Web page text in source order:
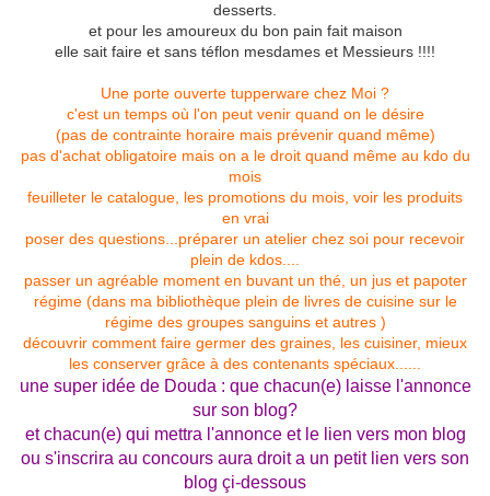
desserts.
et pour les amoureux du bon pain fait maison
elle sait faire et sans téflon mesdames et Messieurs !!!!
Une porte ouverte tupperware chez Moi ?
c'est un temps où l'on peut venir quand on le désire
(pas de contrainte horaire mais prévenir quand même)
pas d'achat obligatoire mais on a le droit quand même au kdo du
mois
feuilleter le catalogue, les promotions du mois, voir les produits
en vrai
poser des questions...préparer un atelier chez soi pour recevoir
plein de kdos....
passer un agréable moment en buvant un thé, un jus et papoter
régime (dans ma bibliothèque plein de livres de cuisine sur le
régime des groupes sanguins et autres )
découvrir comment faire germer des graines, les cuisiner, mieux
les conserver grâce à des contenants spéciaux......
une super idée de Douda : que chacun(e) laisse l'annonce
sur son blog?
et chacun(e) qui mettra l'annonce et le lien vers mon blog
ou s'inscrira au concours aura droit a un petit lien vers son
blog çi-dessous